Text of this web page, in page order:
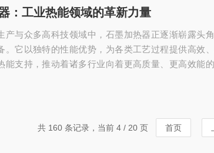
埚的主体原料为结晶形天然石墨，占比45%-55%，以
硅石等辅料则提升耐火性。生产工艺包...
：工业热能领域的革新力量
产与众多高科技领域中，石墨加热器正逐渐崭露头角
。它以独特的性能优势，为各类工艺过程提供高效
能支持，推动着诸多行业向着更高质量、更高效能
以及晶格振动等相互作用，电能被转化为热能。这种
热量迅速且均匀地分布在整个石墨加热元件上，从而
共 160 条记录，当前 4 / 20 页 首页